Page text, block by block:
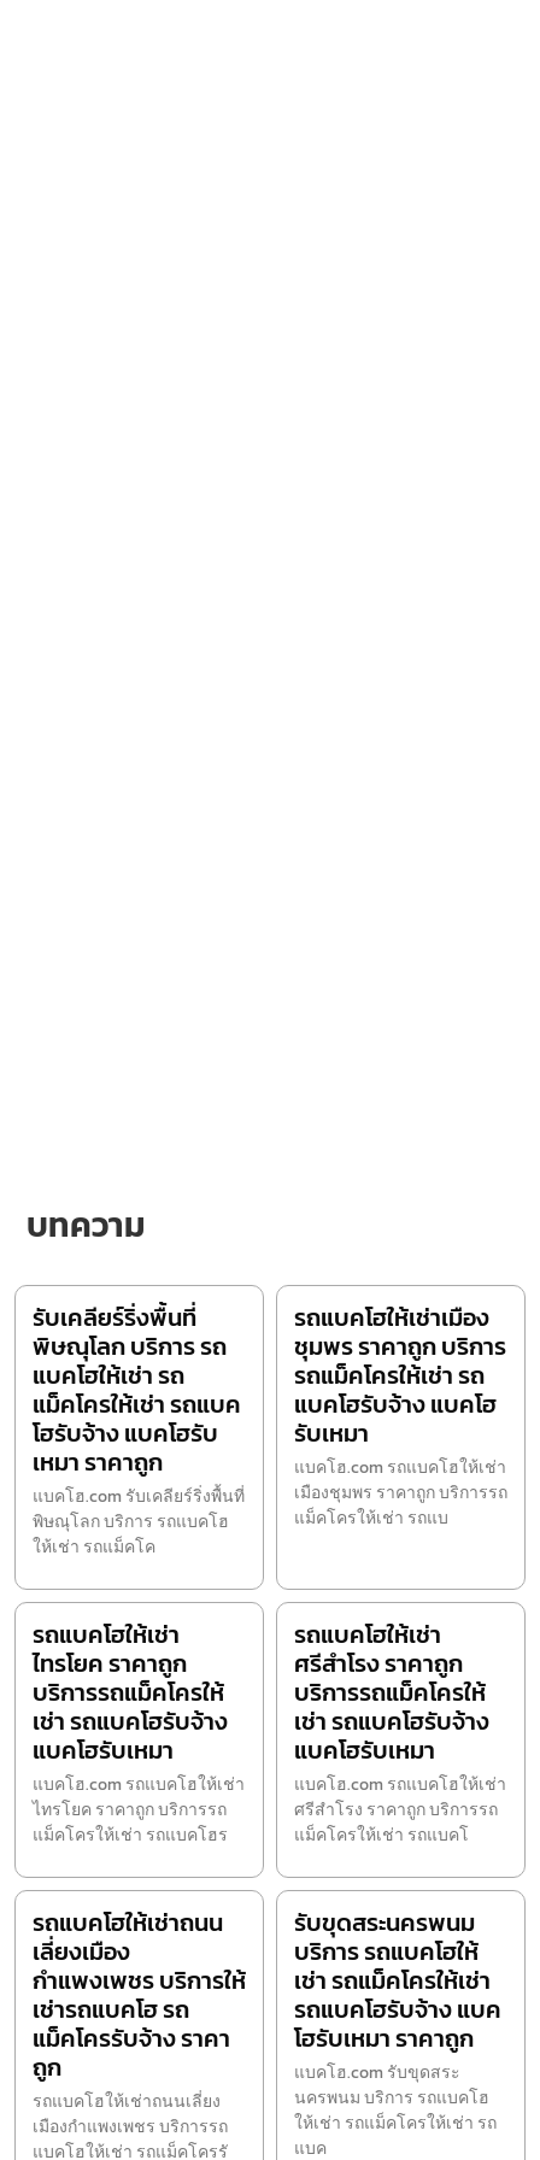
บทความ
รับเคลียร์ริ่งพื้นที่
พิษณุโลก บริการ รถ
แบคโฮให้เช่า รถ
แม็คโครให้เช่า รถแบค
โฮรับจ้าง แบคโฮรับ
เหมา ราคาถูก
แบคโฮ.com รับเคลียร์ริ่งพื้นที่
พิษณุโลก บริการ รถแบคโฮ
ให้เช่า รถแม็คโค
รถแบคโฮให้เช่าเมือง
ชุมพร ราคาถูก บริการ
รถแม็คโครให้เช่า รถ
แบคโฮรับจ้าง แบคโฮ
รับเหมา
แบคโฮ.com รถแบคโฮให้เช่า
เมืองชุมพร ราคาถูก บริการรถ
แม็คโครให้เช่า รถแบ
รถแบคโฮให้เช่า
ไทรโยค ราคาถูก
บริการรถแม็คโครให้
เช่า รถแบคโฮรับจ้าง
แบคโฮรับเหมา
แบคโฮ.com รถแบคโฮให้เช่า
ไทรโยค ราคาถูก บริการรถ
แม็คโครให้เช่า รถแบคโฮร
รถแบคโฮให้เช่า
ศรีสำโรง ราคาถูก
บริการรถแม็คโครให้
เช่า รถแบคโฮรับจ้าง
แบคโฮรับเหมา
แบคโฮ.com รถแบคโฮให้เช่า
ศรีสำโรง ราคาถูก บริการรถ
แม็คโครให้เช่า รถแบคโ
รถแบคโฮให้เช่าถนน
เลี่ยงเมือง
กำแพงเพชร บริการให้
เช่ารถแบคโฮ รถ
แม็คโครรับจ้าง ราคา
ถูก
รถแบคโฮให้เช่าถนนเลี่ยง
เมืองกำแพงเพชร บริการรถ
แบคโฮให้เช่า รถแม็คโครรั
รับขุดสระนครพนม
บริการ รถแบคโฮให้
เช่า รถแม็คโครให้เช่า
รถแบคโฮรับจ้าง แบค
โฮรับเหมา ราคาถูก
แบคโฮ.com รับขุดสระ
นครพนม บริการ รถแบคโฮ
ให้เช่า รถแม็คโครให้เช่า รถ
แบค